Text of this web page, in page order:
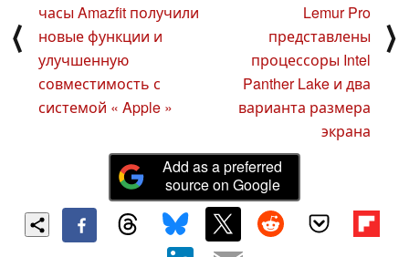
⟨
часы Amazfit получили
новые функции и
улучшенную
совместимость с
системой « Apple »
Lemur Pro
представлены
процессоры Intel
Panther Lake и два
варианта размера
экрана
⟩
Add as a preferred
source on Google